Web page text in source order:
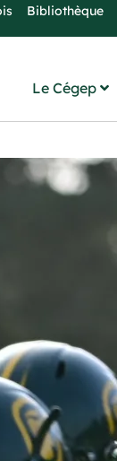
Bibliothèque
Le Cégep